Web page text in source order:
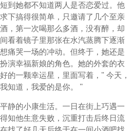
短到她都不知道两人是否恋爱过。他
下搞得很简单，只邀请了几个至亲
，第一次喝那么多酒，没有醉，却
看着镜子里那张在水汽蒸腾下逐渐
痛哭一场的冲动。但终于，她还是
演幸福新娘的角色。她的外套的衣
的一颗幸运星，里面写着，" 今天，
知道，我爱的是你。 "
静的小康生活。一日在街上巧遇一
知他生意失败 ，沉重打击后终日流